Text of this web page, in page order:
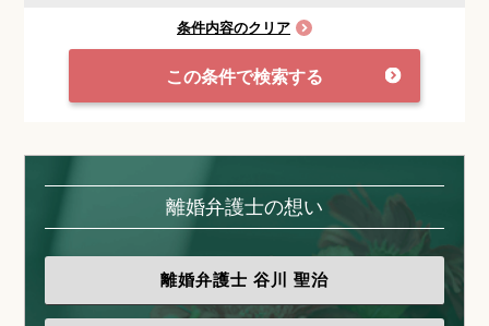
条件内容のクリア
この条件で検索する
離婚弁護士の想い
離婚弁護士 谷川 聖治